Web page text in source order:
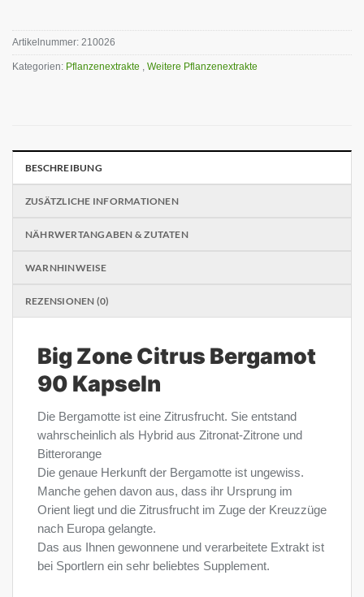
Artikelnummer: 210026
Kategorien: Pflanzenextrakte , Weitere Pflanzenextrakte
BESCHREIBUNG
ZUSÄTZLICHE INFORMATIONEN
NÄHRWERTANGABEN & ZUTATEN
WARNHINWEISE
REZENSIONEN (0)
Big Zone Citrus Bergamot
90 Kapseln
Die Bergamotte ist eine Zitrusfrucht. Sie entstand
wahrscheinlich als Hybrid aus Zitronat-Zitrone und
Bitterorange
Die genaue Herkunft der Bergamotte ist ungewiss.
Manche gehen davon aus, dass ihr Ursprung im
Orient liegt und die Zitrusfrucht im Zuge der Kreuzzüge
nach Europa gelangte.
Das aus Ihnen gewonnene und verarbeitete Extrakt ist
bei Sportlern ein sehr beliebtes Supplement.